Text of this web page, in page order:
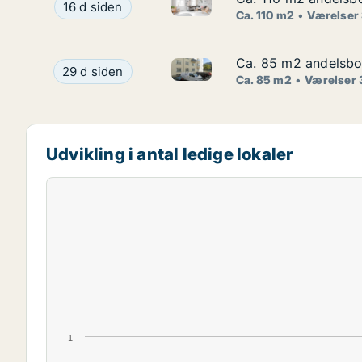
Ca. 110 m2 andelsbolig til salg på 1900
16 d siden
Ca. 110 m2 Værelser
Ca. 85 m2 andelsbolig til salg på 2100
29 d siden Ca. 85 m2 andelsbolig til
Ca. 85 m2
Ca. 85 m2
Ca. 85 m2 Værelser
Udvikling i antal ledige lokaler
1